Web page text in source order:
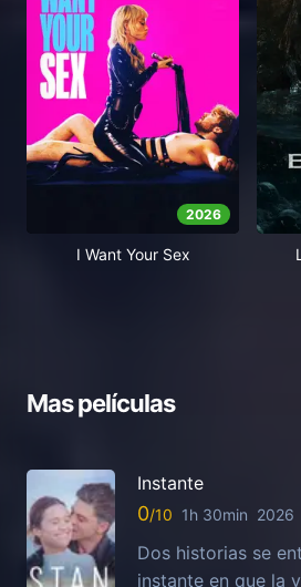
2026
I Want Your Sex
Mas películas
Instante
0 1h 30min 2026
Dos historias se
instante en que la